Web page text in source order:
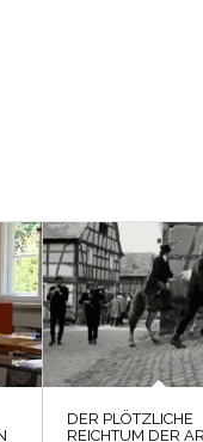
DER PLÖTZLICHE
REICHTUM DER